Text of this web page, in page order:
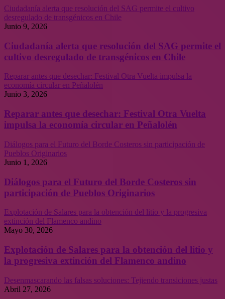
Ciudadanía alerta que resolución del SAG permite el cultivo
desregulado de transgénicos en Chile
Junio 9, 2026
Ciudadanía alerta que resolución del SAG permite el
cultivo desregulado de transgénicos en Chile
Reparar antes que desechar: Festival Otra Vuelta impulsa la
economía circular en Peñalolén
Junio 3, 2026
Reparar antes que desechar: Festival Otra Vuelta
impulsa la economía circular en Peñalolén
Diálogos para el Futuro del Borde Costeros sin participación de
Pueblos Originarios
Junio 1, 2026
Diálogos para el Futuro del Borde Costeros sin
participación de Pueblos Originarios
Explotación de Salares para la obtención del litio y la progresiva
extinción del Flamenco andino
Mayo 30, 2026
Explotación de Salares para la obtención del litio y
la progresiva extinción del Flamenco andino
Desenmascarando las falsas soluciones: Tejiendo transiciones justas
Abril 27, 2026